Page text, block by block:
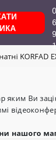
KORFAD
яким Ви
нашого